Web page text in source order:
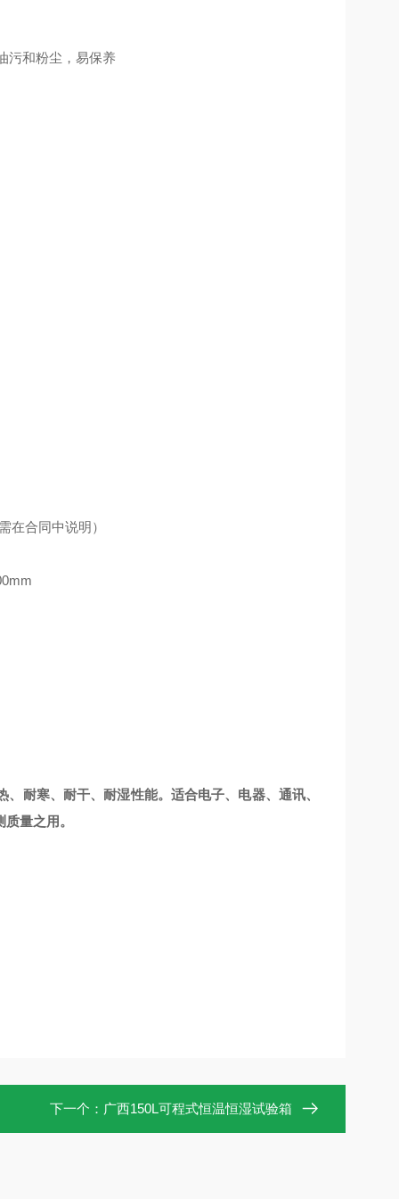
污和粉尘，易保养
在合同中说明）
耐寒、耐干、耐湿性能。适合电子、电器、通讯、
量之用。
下一个： 广西150L可程式恒温恒湿试验箱